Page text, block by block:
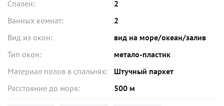
Спален:
2
Ванных комнат:
2
Вид из окон:
вид на море/океан/залив
Тип окон:
метало-пластик
Материал полов в спальнях:
Штучный паркет
Расстояние до моря:
500 м